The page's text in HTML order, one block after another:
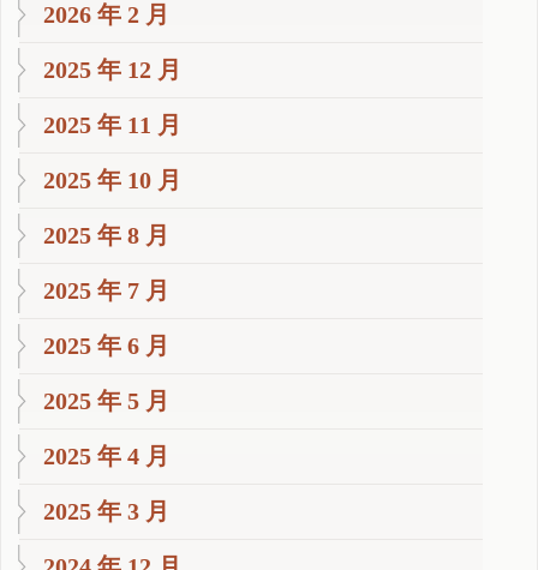
2026 年 2 月
2025 年 12 月
2025 年 11 月
2025 年 10 月
2025 年 8 月
2025 年 7 月
2025 年 6 月
2025 年 5 月
2025 年 4 月
2025 年 3 月